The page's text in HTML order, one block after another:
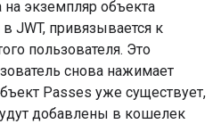
экземпляр объекта
JWT, привязывается к
пользователя. Это
снова нажимает
Passes уже существует,
добавлены в кошелек